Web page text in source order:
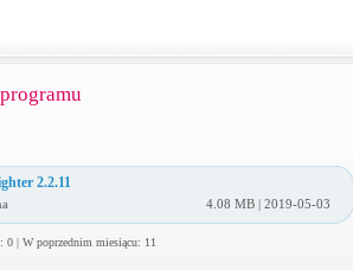
2.2.11
4.08 MB | 2019-05-03
| W poprzednim miesiącu: 11